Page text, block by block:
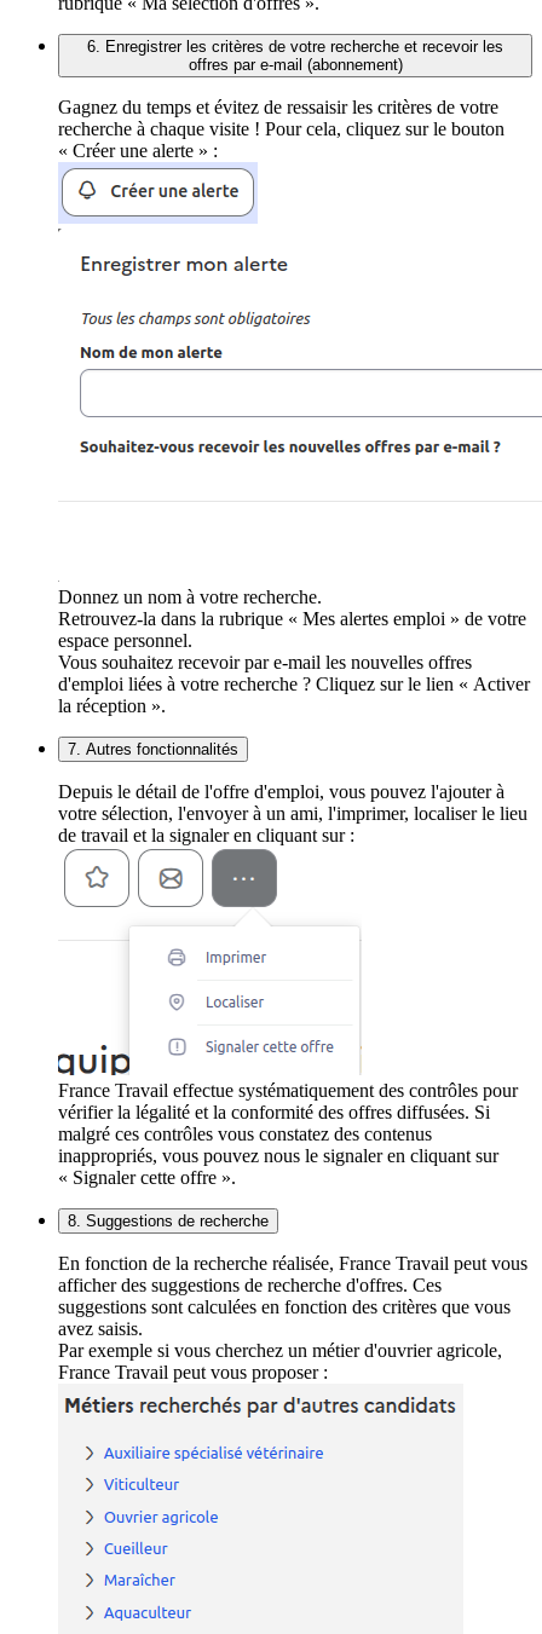
6. Enregistrer les critères de votre recherche et recevoir les
offres par e-mail (abonnement)
Gagnez du temps et évitez de ressaisir les critères de votre
recherche à chaque visite ! Pour cela, cliquez sur le bouton
« Créer une alerte » :
Donnez un nom à votre recherche.
Retrouvez-la dans la rubrique « Mes alertes emploi » de votre
espace personnel.
Vous souhaitez recevoir par e-mail les nouvelles offres
d'emploi liées à votre recherche ? Cliquez sur le lien « Activer
la réception ».
7. Autres fonctionnalités
Depuis le détail de l'offre d'emploi, vous pouvez l'ajouter à
votre sélection, l'envoyer à un ami, l'imprimer, localiser le lieu
de travail et la signaler en cliquant sur :
France Travail effectue systématiquement des contrôles pour
vérifier la légalité et la conformité des offres diffusées. Si
malgré ces contrôles vous constatez des contenus
inappropriés, vous pouvez nous le signaler en cliquant sur
« Signaler cette offre ».
8. Suggestions de recherche
En fonction de la recherche réalisée, France Travail peut vous
afficher des suggestions de recherche d'offres. Ces
suggestions sont calculées en fonction des critères que vous
avez saisis.
Par exemple si vous cherchez un métier d'ouvrier agricole,
France Travail peut vous proposer :